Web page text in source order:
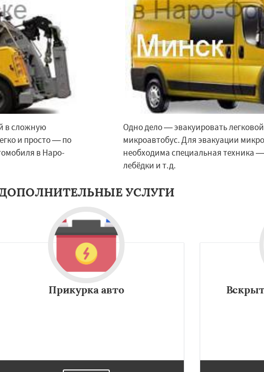
Белоомут
Вяземы
Деденево
в сложную
и просто — по
в Наро-
Одно дело — эвакуировать
микроавтобус. Для эвакуации
необходима специальная техника
лебёдки и т.д.
УСЛУГИ
Прикурка авто